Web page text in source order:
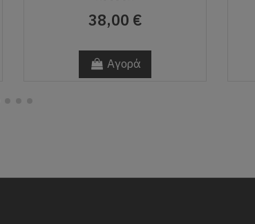
38,00 €
Αγορά